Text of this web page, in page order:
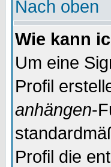
Nach oben
Wie kann
Um eine
Profil
anhängen-
Profil die